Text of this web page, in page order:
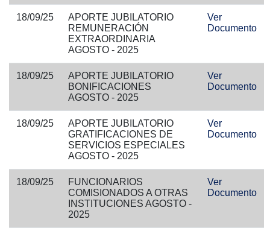
18/09/25
APORTE JUBILATORIO
REMUNERACIÓN
EXTRAORDINARIA
AGOSTO - 2025
Ver
Documento
18/09/25
APORTE JUBILATORIO
BONIFICACIONES
AGOSTO - 2025
Ver
Documento
18/09/25
APORTE JUBILATORIO
GRATIFICACIONES DE
SERVICIOS ESPECIALES
AGOSTO - 2025
Ver
Documento
18/09/25
FUNCIONARIOS
COMISIONADOS A OTRAS
INSTITUCIONES AGOSTO -
2025
Ver
Documento